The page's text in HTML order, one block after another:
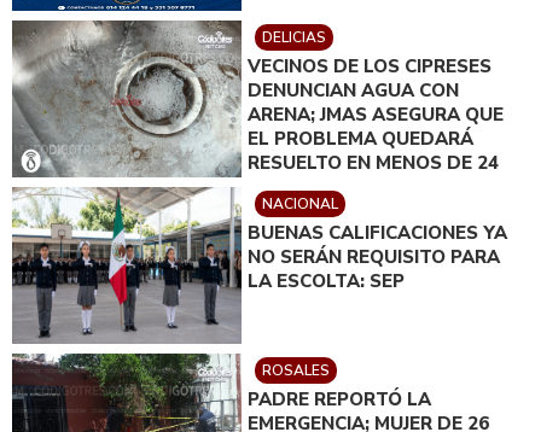
DELICIAS
VECINOS DE LOS CIPRESES
DENUNCIAN AGUA CON
ARENA; JMAS ASEGURA QUE
EL PROBLEMA QUEDARÁ
RESUELTO EN MENOS DE 24
HORAS
NACIONAL
BUENAS CALIFICACIONES YA
NO SERÁN REQUISITO PARA
LA ESCOLTA: SEP
ROSALES
PADRE REPORTÓ LA
EMERGENCIA; MUJER DE 26